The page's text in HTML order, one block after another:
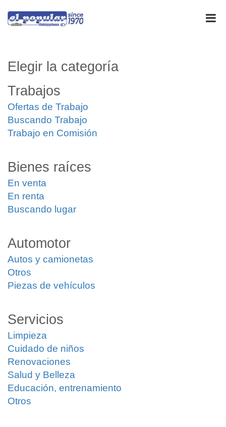
Elegir la categoría
Trabajos
Ofertas de Trabajo
Buscando Trabajo
Trabajo en Comisión
Bienes raíces
En venta
En renta
Buscando lugar
Automotor
Autos y camionetas
Otros
Piezas de vehículos
Servicios
Limpieza
Cuidado de niños
Renovaciones
Salud y Belleza
Educación, entrenamiento
Otros